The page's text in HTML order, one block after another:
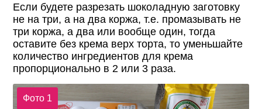
Если будете разрезать шоколадную заготовку
не на три, а на два коржа, т.е. промазывать не
три коржа, а два или вообще один, тогда
оставите без крема верх торта, то уменьшайте
количество ингредиентов для крема
пропорционально в 2 или 3 раза.
Фото 1